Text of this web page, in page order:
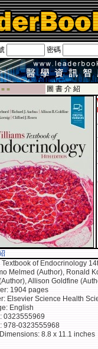
密碼
■ ■
圖 書 介 紹
of Endocrinology
Melmed (Author), Ronald
Allison Goldfine
1904 pages
Elsevier Science Health
English
0323555969
978-0323555968
8.8 x 11.1 inches